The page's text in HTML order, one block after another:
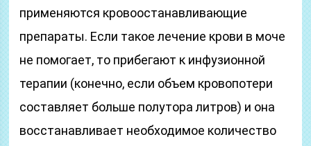
применяются кровоостанавливающие
препараты. Если такое лечение крови в моче
не помогает, то прибегают к инфузионной
терапии (конечно, если объем кровопотери
составляет больше полутора литров) и она
восстанавливает необходимое количество